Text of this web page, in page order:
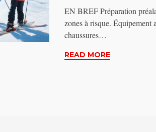
EN BREF Préparation
zones à risque. Équipement
chaussures…
READ MORE